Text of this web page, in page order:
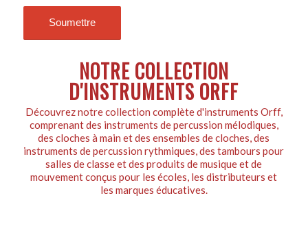
NOTRE COLLECTION
D'INSTRUMENTS ORFF
Découvrez notre collection complète d'instruments Orff,
comprenant des instruments de percussion mélodiques,
des cloches à main et des ensembles de cloches, des
instruments de percussion rythmiques, des tambours pour
salles de classe et des produits de musique et de
mouvement conçus pour les écoles, les distributeurs et
les marques éducatives.